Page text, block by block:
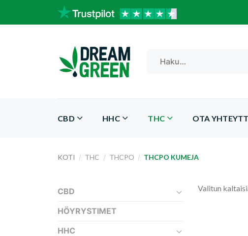
CBD HHC THC OTA
KOTI / THC / THCPO / THCPO KUMEJA
CBD
HÖYRYSTIMET
HHC
Valitun